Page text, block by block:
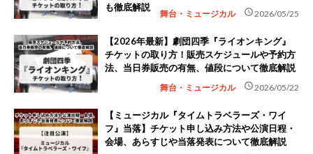
も徹底解説
舞台・ミュージカル schedule2026/05/25
【2026年最新】劇団四季『ライオンキング』
チケットの取り方！販売スケジュールや予約方
法、当日券販売の有無、値段について徹底解説
舞台・ミュージカル schedule2026/05/22
【ミュージカル『タイムトラベラーズ・ワイ
フ』当落】チケット申し込み方法や公演日程・
会場、あらすじや当落発表について徹底解説